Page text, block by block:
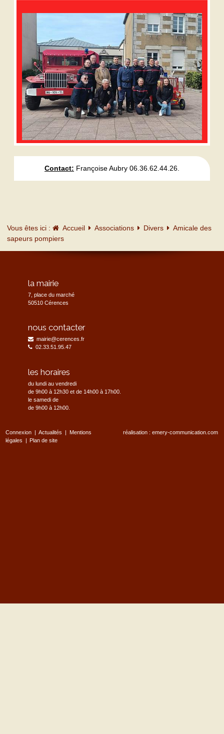
Contact: Françoise Aubry 06.36.62.44.26.
Vous êtes ici : Accueil Associations Divers
Amicale des
sapeurs pompiers
la mairie
7, place du marché
50510 Cérences
nous contacter
mairie@cerences.fr
02.33.51.95.47
les horaires
du lundi au vendredi
de 9h00 à 12h30 et de 14h00 à 17h00.
le samedi de
de 9h00 à 12h00.
Connexion Actualités
Mentions
légales
Plan de site
réalisation :emery-communication.com